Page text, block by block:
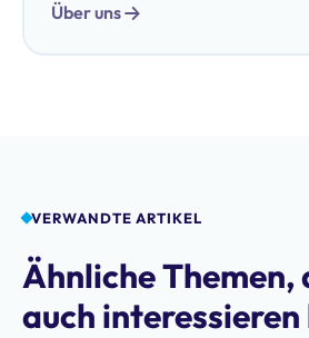
Über uns
VERWANDTE ARTIKEL
Ähnliche Themen,
auch